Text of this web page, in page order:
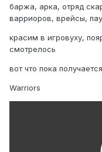
баржа, арка, отряд
варриоров, врейсы,
красим в игровуху,
смотрелось
вот что пока
Warriors